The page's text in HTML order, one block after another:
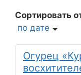
Сортировать
по дате
Огурец